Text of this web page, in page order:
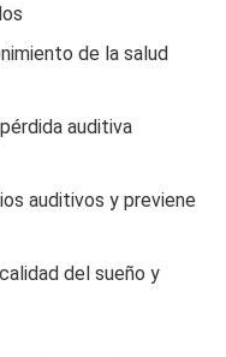
de la salud
auditiva
auditivos y previene
del sueño y